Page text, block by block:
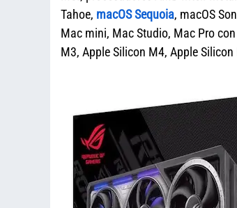
Tahoe, macOS Sequoia, macOS
Mac mini, Mac Studio, Mac Pro
M3, Apple Silicon M4, Apple Silicon